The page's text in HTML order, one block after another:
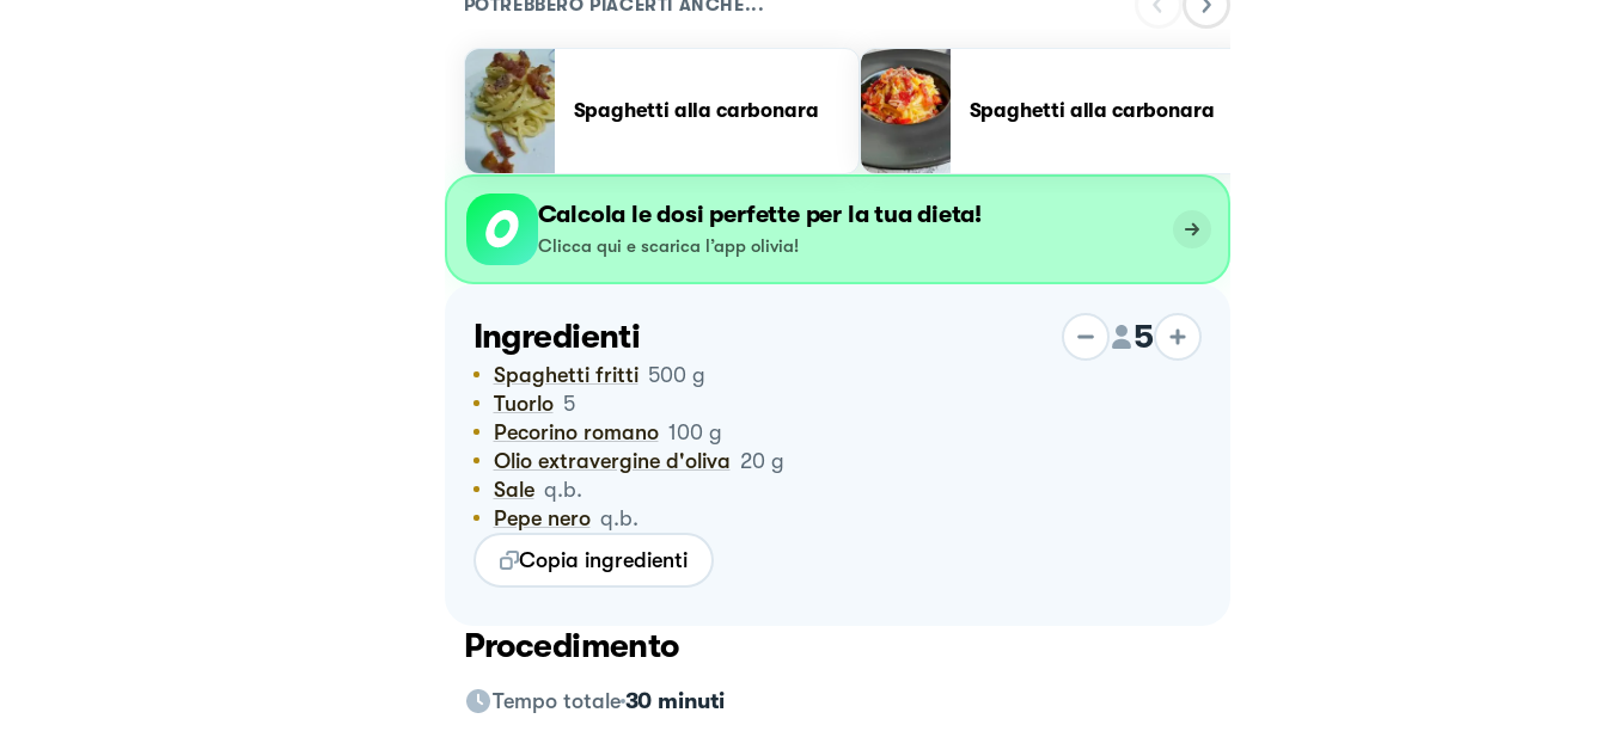
POTREBBERO PIACERTI ANCHE...
Spaghetti alla carbonara Spaghetti alla carbonara
Calcola le dosi perfette per la tua dieta!
Clicca qui e scarica l’app olivia!
Ingredienti 5
Spaghetti fritti 500 g
Tuorlo 5
Pecorino romano 100 g
Olio extravergine d'oliva 20 g
Sale q.b.
Pepe nero q.b.
Copia ingredienti
Procedimento
Tempo totale 30 minuti